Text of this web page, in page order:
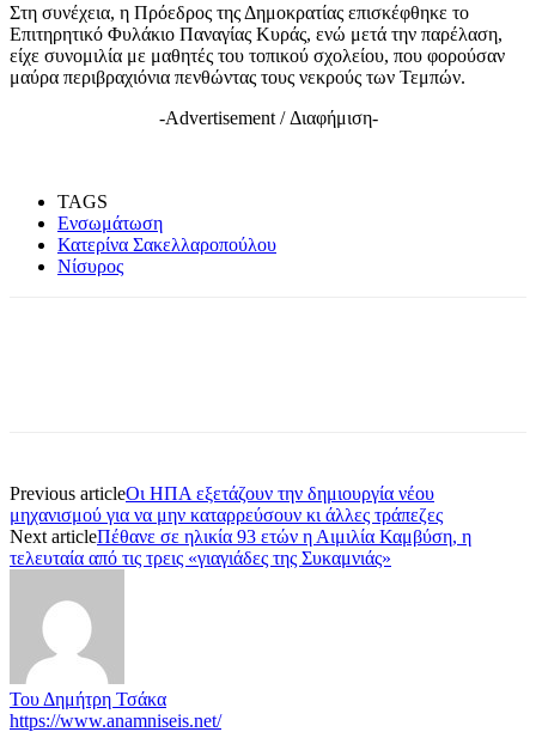
Στη συνέχεια, η Πρόεδρος της Δημοκρατίας επισκέφθηκε το
Επιτηρητικό Φυλάκιο Παναγίας Κυράς, ενώ μετά την παρέλαση,
είχε συνομιλία με μαθητές του τοπικού σχολείου, που φορούσαν
μαύρα περιβραχιόνια πενθώντας τους νεκρούς των Τεμπών.
-Advertisement / Διαφήμιση-
TAGS
Ενσωμάτωση
Κατερίνα Σακελλαροπούλου
Νίσυρος
Previous articleΟι ΗΠΑ εξετάζουν την δημιουργία νέου
μηχανισμού για να μην καταρρεύσουν κι άλλες τράπεζες
Next articleΠέθανε σε ηλικία 93 ετών η Αιμιλία Καμβύση, η
τελευταία από τις τρεις «γιαγιάδες της Συκαμνιάς»
Του Δημήτρη Τσάκα
https://www.anamniseis.net/